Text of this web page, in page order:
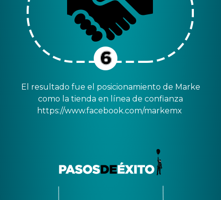
El resultado fue el posicionamiento de Marke
como la tienda en línea de confianza
https://www.facebook.com/markemx